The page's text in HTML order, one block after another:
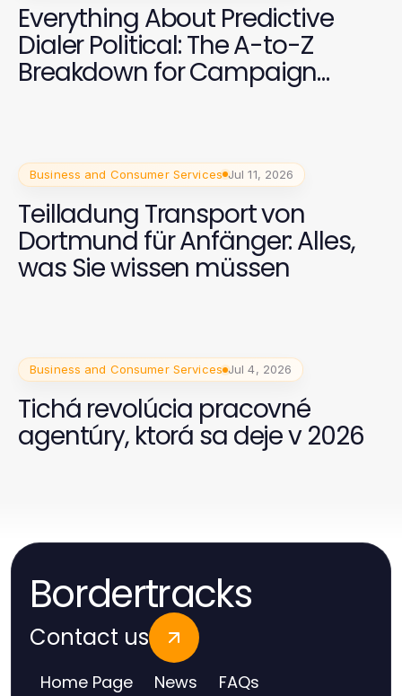
Everything About Predictive
Dialer Political: The A-to-Z
Breakdown for Campaign
Business and Consumer Services Jul 11, 2026
Teilladung Transport von
Dortmund für Anfänger: Alles,
was Sie wissen müssen
Business and Consumer Services Jul 4, 2026
Tichá revolúcia pracovné
agentúry, ktorá sa deje v 2026
Bordertracks
Contact us
Home Page News FAQs